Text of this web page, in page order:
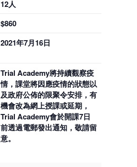
12人
$860
2021年7月16日
Trial Academy將持續觀察疫
情，課堂將因應疫情的狀態以
及政府公佈的限聚令安排，有
機會改為網上授課或延期，
Trial Academy會於開課7日
前透過電郵發出通知，敬請留
意。